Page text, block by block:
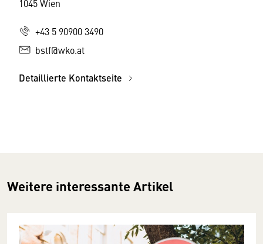
1045 Wien
+43 5 90900 3490
bstf@wko.at
Detaillierte Kontaktseite
Weitere interessante Artikel